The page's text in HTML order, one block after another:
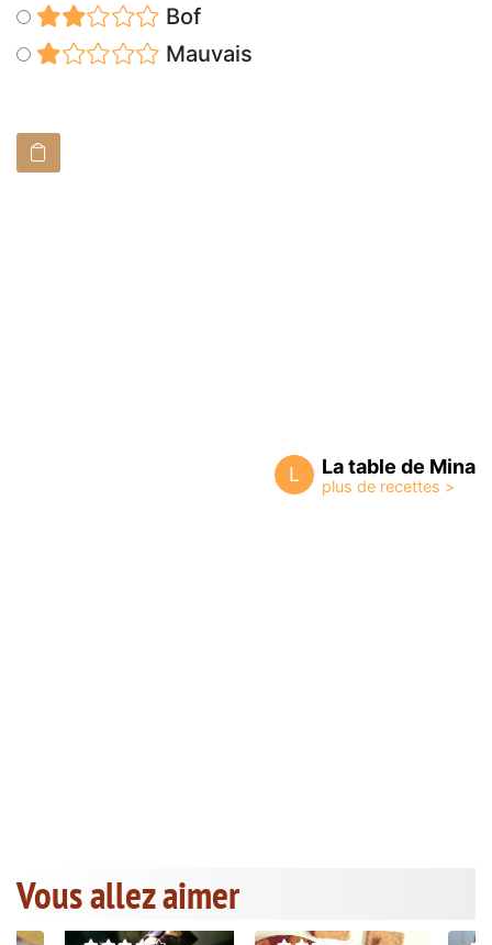
Bof
Mauvais
L La table de Mina
Vous allez aimer